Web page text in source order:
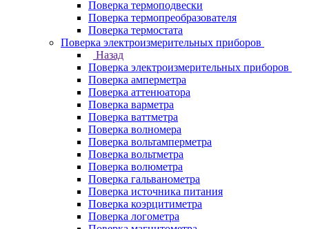
Поверка термоподвески
Поверка термопреобразователя
Поверка термостата
Поверка электроизмерительных приборов
Назад
Поверка электроизмерительных приборов
Поверка амперметра
Поверка аттенюатора
Поверка варметра
Поверка ваттметра
Поверка волномера
Поверка вольтамперметра
Поверка вольтметра
Поверка волюметра
Поверка гальванометра
Поверка источника питания
Поверка коэрцитиметра
Поверка логометра